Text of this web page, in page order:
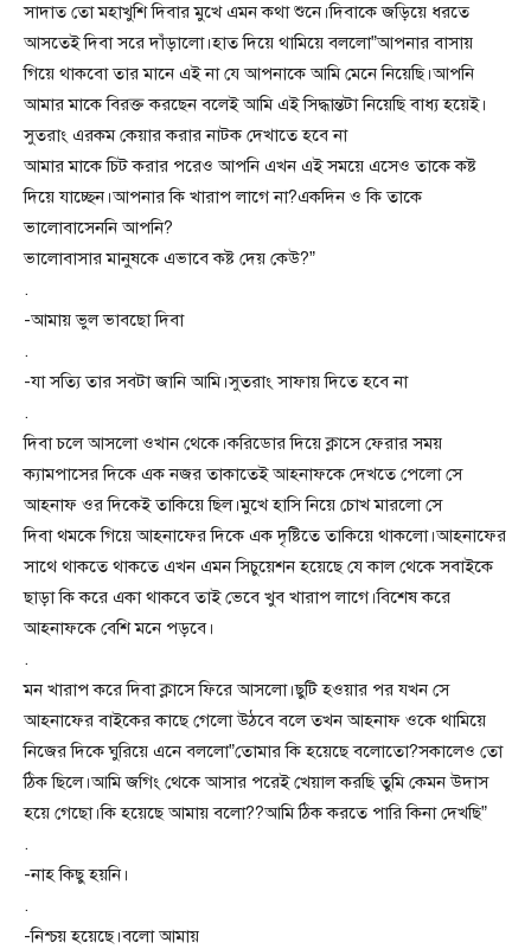
সাদাত তো মহাখুশি দিবার মুখে এমন কথা শুনে।দিবাকে জড়িয়ে ধরতে
আসতেই দিবা সরে দাঁড়ালো।হাত দিয়ে থামিয়ে বললো”আপনার বাসায়
গিয়ে থাকবো তার মানে এই না যে আপনাকে আমি মেনে নিয়েছি।আপনি
আমার মাকে বিরক্ত করছেন বলেই আমি এই সিদ্ধান্তটা নিয়েছি বাধ্য হয়েই।
সুতরাং এরকম কেয়ার করার নাটক দেখাতে হবে না
আমার মাকে চিট করার পরেও আপনি এখন এই সময়ে এসেও তাকে কষ্ট
দিয়ে যাচ্ছেন।আপনার কি খারাপ লাগে না?একদিন ও কি তাকে
ভালোবাসেননি আপনি?
ভালোবাসার মানুষকে এভাবে কষ্ট দেয় কেউ?”
.
-আমায় ভুল ভাবছো দিবা
.
-যা সত্যি তার সবটা জানি আমি।সুতরাং সাফায় দিতে হবে না
.
দিবা চলে আসলো ওখান থেকে।করিডোর দিয়ে ক্লাসে ফেরার সময়
ক্যামপাসের দিকে এক নজর তাকাতেই আহনাফকে দেখতে পেলো সে
আহনাফ ওর দিকেই তাকিয়ে ছিল।মুখে হাসি নিয়ে চোখ মারলো সে
দিবা থমকে গিয়ে আহনাফের দিকে এক দৃষ্টিতে তাকিয়ে থাকলো।আহনাফের
সাথে থাকতে থাকতে এখন এমন সিচুয়েশন হয়েছে যে কাল থেকে সবাইকে
ছাড়া কি করে একা থাকবে তাই ভেবে খুব খারাপ লাগে।বিশেষ করে
আহনাফকে বেশি মনে পড়বে।
.
মন খারাপ করে দিবা ক্লাসে ফিরে আসলো।ছুটি হওয়ার পর যখন সে
আহনাফের বাইকের কাছে গেলো উঠবে বলে তখন আহনাফ ওকে থামিয়ে
নিজের দিকে ঘুরিয়ে এনে বললো”তোমার কি হয়েছে বলোতো?সকালেও তো
ঠিক ছিলে।আমি জগিং থেকে আসার পরেই খেয়াল করছি তুমি কেমন উদাস
হয়ে গেছো।কি হয়েছে আমায় বলো??আমি ঠিক করতে পারি কিনা দেখছি”
.
-নাহ কিছু হয়নি।
.
-নিশ্চয় হয়েছে।বলো আমায়